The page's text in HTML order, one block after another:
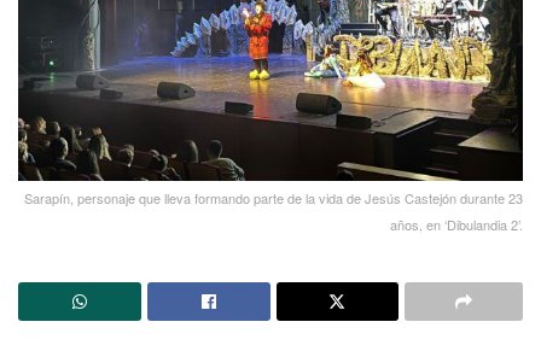
Sarapín, personaje que lleva formando parte de la vida de Jesús Castejón durante 23
años, en ‘Dibulandia 2’.